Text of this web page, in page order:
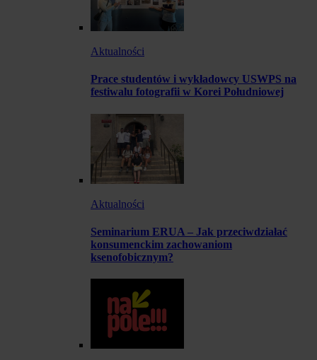
Aktualności
Prace studentów i wykładowcy USWPS na
festiwalu fotografii w Korei Południowej
Aktualności
Seminarium ERUA – Jak przeciwdziałać
konsumenckim zachowaniom
ksenofobicznym?